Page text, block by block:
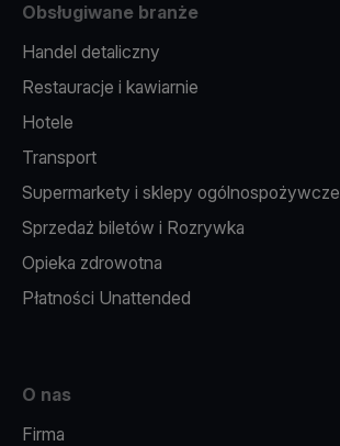
Obsługiwane branże
Handel detaliczny
Restauracje i kawiarnie
Hotele
Transport
Supermarkety i sklepy ogólnospożywcze
Sprzedaż biletów i Rozrywka
Opieka zdrowotna
Płatności Unattended
O nas
Firma